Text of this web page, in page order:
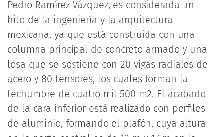
Pedro Ramírez Vázquez, es considerada un
hito de la ingeniería y la arquitectura
mexicana, ya que está construida con una
columna principal de concreto armado y una
losa que se sostiene con 20 vigas radiales de
acero y 80 tensores, los cuales forman la
techumbre de cuatro mil 500 m2. El acabado
de la cara inferior está realizado con perfiles
de aluminio, formando el plafón, cuya altura